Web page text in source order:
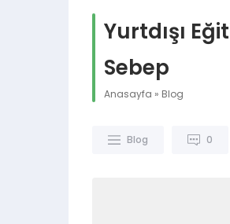
Yurtdışı
Sebep
Anasayfa » Blog
Blog 0